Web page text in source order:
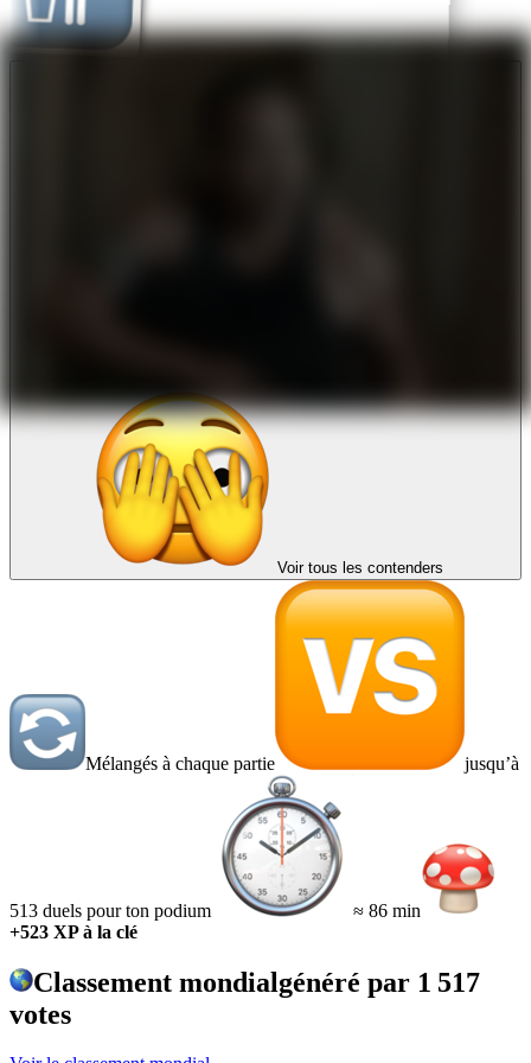
Voir tous les contenders
Mélangés à chaque partie jusqu’à
513 duels pour ton podium
≈ 86 min
+523 XP à la clé
Classement mondialgénéré par 1 517
votes